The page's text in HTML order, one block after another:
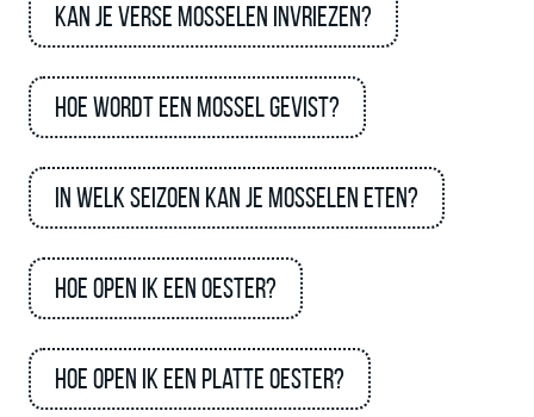
Kan je verse mosselen invriezen?
Hoe wordt een mossel gevist?
In welk seizoen kan je mosselen eten?
Hoe open ik een oester?
Hoe open ik een platte oester?